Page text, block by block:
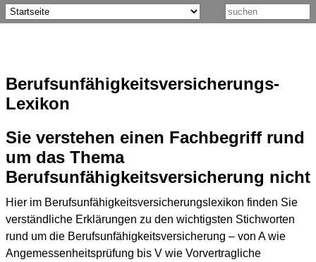
Berufsunfähigkeitsversicherungs-
Lexikon
Sie verstehen einen Fachbegriff rund
um das Thema
Berufsunfähigkeitsversicherung nicht
Hier im Berufsunfähigkeitsversicherungslexikon finden Sie
verständliche Erklärungen zu den wichtigsten Stichworten
rund um die Berufsunfähigkeitsversicherung – von A wie
Angemessenheitsprüfung bis V wie Vorvertragliche